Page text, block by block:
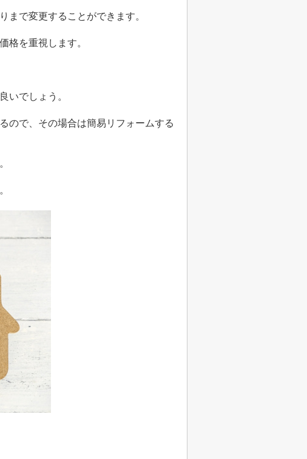
まで変更することができます。
格を重視します。
いでしょう。
ので、その場合は簡易リフォームする